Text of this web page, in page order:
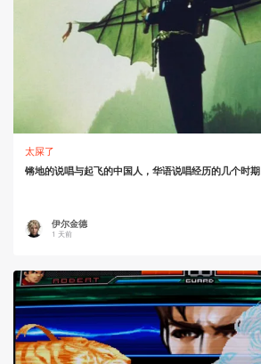
太屎了
锵地的说唱与起飞的中国人，华语说唱经历的几个时期
伊尔金德
1 天前